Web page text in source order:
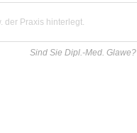
der Praxis hinterlegt.
Sind Sie Dipl.-Med. Glawe?